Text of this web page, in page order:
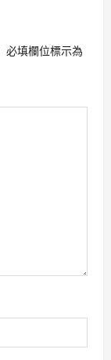
必填欄位標示為